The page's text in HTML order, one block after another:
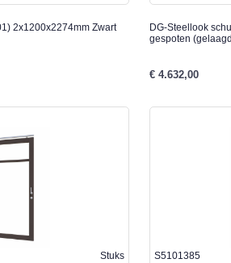
2x1200x2274mm Zwart
DG-Steellook
gespoten
€ 4.632,00
Stuks S5101385